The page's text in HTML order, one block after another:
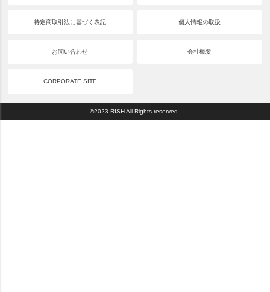
特定商取引法に基づく表記 個人情報の取扱
お問い合わせ 会社概要
CORPORATE SITE
©2023 RISH All Rights reserved.